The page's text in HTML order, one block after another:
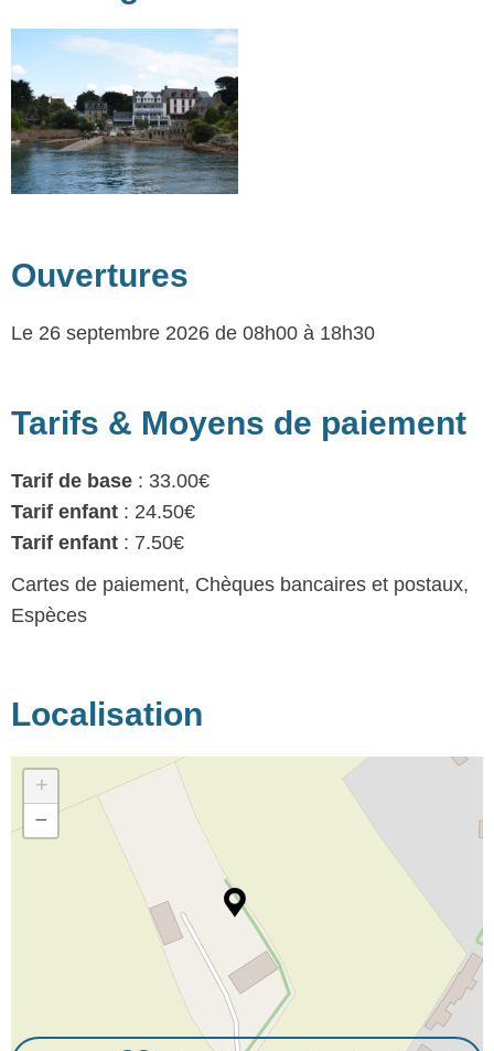
Ouvertures
Le 26 septembre 2026 de 08h00 à 18h30
Tarifs & Moyens de paiement
Tarif de base : 33.00€
Tarif enfant : 24.50€
Tarif enfant : 7.50€
Cartes de paiement, Chèques bancaires et postaux,
Espèces
Localisation
+
−